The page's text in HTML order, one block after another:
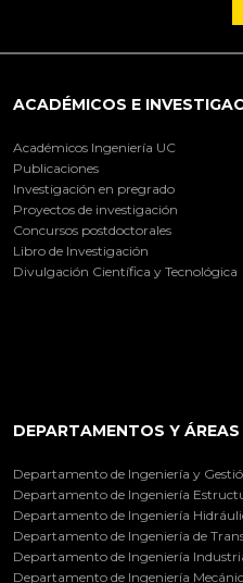
ACADÉMICOS E
Académicos Ingeniería UC
Publicaciones
Investigación en pregrado
Proyectos de investigación
Concursos postdoctorales
Libro de Investigación
Divulgación Científica y Tecnológica
DEPARTAMENTOS Y
Departamento de Ingeniería y
Departamento de Ingeniería
Departamento de Ingeniería
Departamento de Ingeniería de
Departamento de Ingeniería
Departamento de Ingeniería